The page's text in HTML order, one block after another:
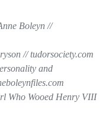
Boleyn //
// tudorsociety.com
and
Who Wooed Henry VIII